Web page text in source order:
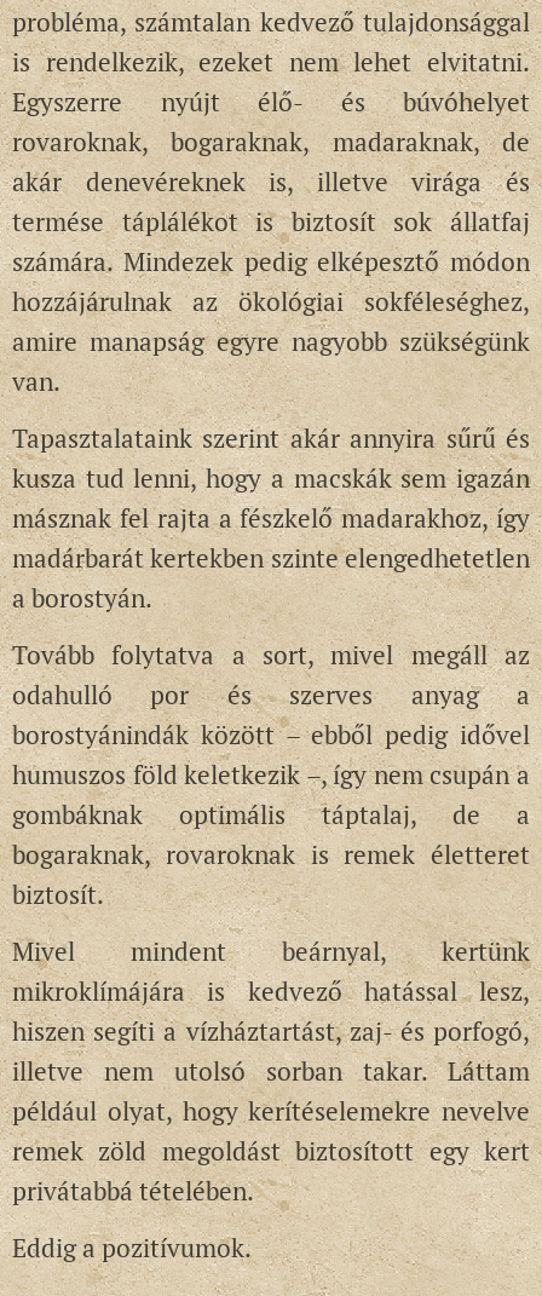
probléma, számtalan kedvező tulajdonsággal
is rendelkezik, ezeket nem lehet elvitatni.
Egyszerre nyújt élő- és búvóhelyet
rovaroknak, bogaraknak, madaraknak, de
akár denevéreknek is, illetve virága és
termése táplálékot is biztosít sok állatfaj
számára. Mindezek pedig elképesztő módon
hozzájárulnak az ökológiai sokféleséghez,
amire manapság egyre nagyobb szükségünk
van.
Tapasztalataink szerint akár annyira sűrű és
kusza tud lenni, hogy a macskák sem igazán
másznak fel rajta a fészkelő madarakhoz, így
madárbarát kertekben szinte elengedhetetlen
a borostyán.
Tovább folytatva a sort, mivel megáll az
odahulló por és szerves anyag a
borostyánindák között – ebből pedig idővel
humuszos föld keletkezik –, így nem csupán a
gombáknak optimális táptalaj, de a
bogaraknak, rovaroknak is remek életteret
biztosít.
Mivel mindent beárnyal, kertünk
mikroklímájára is kedvező hatással lesz,
hiszen segíti a vízháztartást, zaj- és porfogó,
illetve nem utolsó sorban takar. Láttam
például olyat, hogy kerítéselemekre nevelve
remek zöld megoldást biztosított egy kert
privátabbá tételében.
Eddig a pozitívumok.